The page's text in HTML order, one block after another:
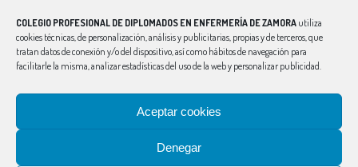
COLEGIO PROFESIONAL DE DIPLOMADOS EN ENFERMERÍA DE ZAMORA utiliza
cookies técnicas, de personalización, análisis y publicitarias, propias y de terceros, que
tratan datos de conexión y/o del dispositivo, así como hábitos de navegación para
facilitarle la misma, analizar estadísticas del uso de la web y personalizar publicidad.
Aceptar cookies
Denegar
Twitter
Síguenos en Instagram
BURGOS